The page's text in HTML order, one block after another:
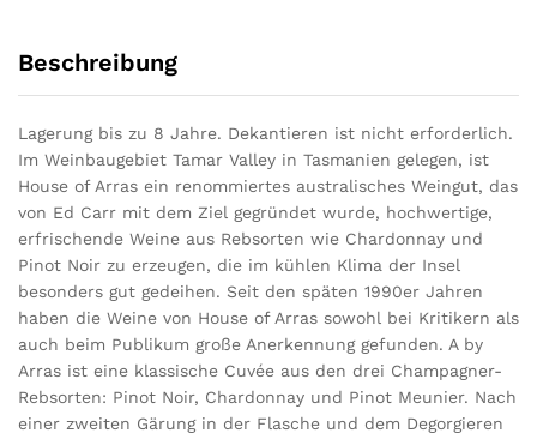
Beschreibung
Lagerung bis zu 8 Jahre. Dekantieren ist nicht erforderlich.
Im Weinbaugebiet Tamar Valley in Tasmanien gelegen, ist
House of Arras ein renommiertes australisches Weingut, das
von Ed Carr mit dem Ziel gegründet wurde, hochwertige,
erfrischende Weine aus Rebsorten wie Chardonnay und
Pinot Noir zu erzeugen, die im kühlen Klima der Insel
besonders gut gedeihen. Seit den späten 1990er Jahren
haben die Weine von House of Arras sowohl bei Kritikern als
auch beim Publikum große Anerkennung gefunden. A by
Arras ist eine klassische Cuvée aus den drei Champagner-
Rebsorten: Pinot Noir, Chardonnay und Pinot Meunier. Nach
einer zweiten Gärung in der Flasche und dem Degorgieren